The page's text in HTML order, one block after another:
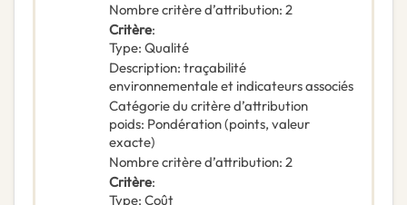
Nombre critère d’attribution: 2
Critère:
Type: Qualité
Description: traçabilité
environnementale et indicateurs associés
Catégorie du critère d’attribution
poids: Pondération (points, valeur
exacte)
Nombre critère d’attribution: 2
Critère:
Type: Coût